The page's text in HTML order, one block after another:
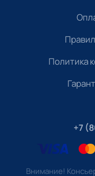
Политика
+7
Внимание!